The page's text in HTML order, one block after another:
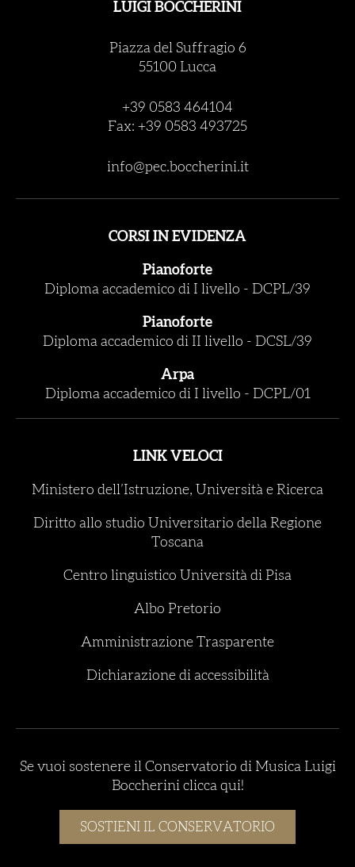
LUIGI BOCCHERINI
Piazza del Suffragio 6
55100 Lucca
+39 0583 464104
Fax: +39 0583 493725
info@pec.boccherini.it
CORSI IN EVIDENZA
Pianoforte
Diploma accademico di I livello - DCPL/39
Pianoforte
Diploma accademico di II livello - DCSL/39
Arpa
Diploma accademico di I livello - DCPL/01
LINK VELOCI
Ministero dell’Istruzione, Università e Ricerca
Diritto allo studio Universitario della Regione
Toscana
Centro linguistico Università di Pisa
Albo Pretorio
Amministrazione Trasparente
Dichiarazione di accessibilità
Se vuoi sostenere il Conservatorio di Musica Luigi
Boccherini clicca qui!
SOSTIENI IL CONSERVATORIO